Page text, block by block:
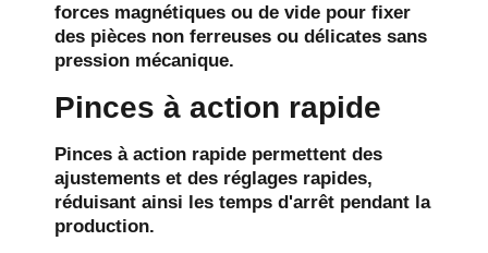
forces magnétiques ou de vide pour fixer
des pièces non ferreuses ou délicates sans
pression mécanique.
Pinces à action rapide
Pinces à action rapide permettent des
ajustements et des réglages rapides,
réduisant ainsi les temps d'arrêt pendant la
production.